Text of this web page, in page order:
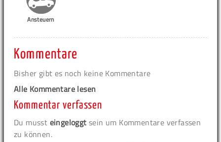
Ansteuern
Kommentare
Bisher gibt es noch keine Kommentare
Alle Kommentare lesen
Kommentar verfassen
Du musst eingeloggt sein um Kommentare verfassen
zu können.